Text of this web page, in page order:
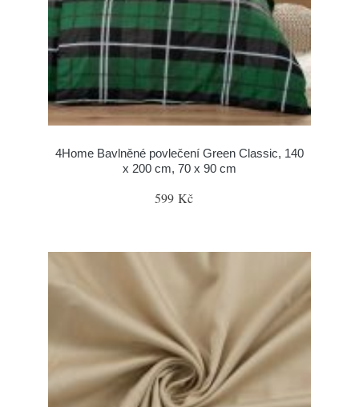
4Home Bavlněné povlečení Green Classic, 140
x 200 cm, 70 x 90 cm
599 Kč